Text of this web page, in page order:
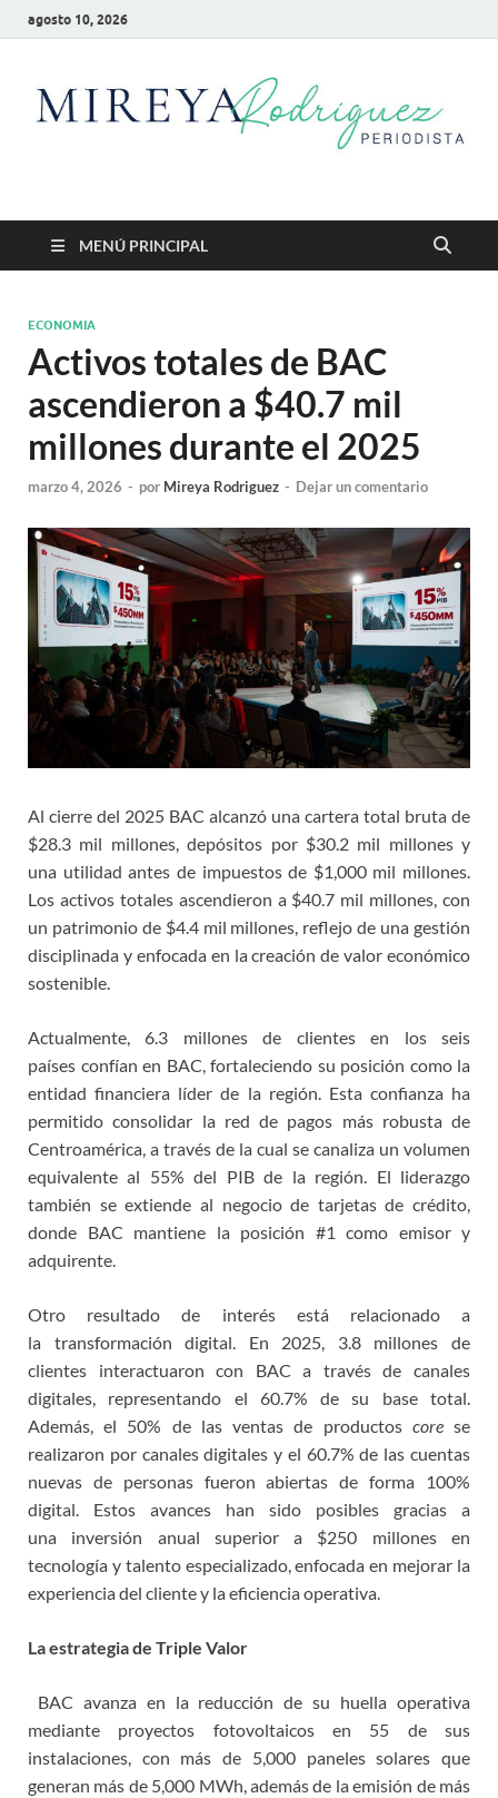
agosto 10, 2026
Mireya Rodriguez
MENÚ PRINCIPAL
ECONOMIA
Activos totales de BAC
ascendieron a $40.7 mil
millones durante el 2025
marzo 4, 2026 - por Mireya Rodriguez - Dejar un comentario
Al cierre del 2025 BAC alcanzó una cartera total bruta de
$28.3 mil millones, depósitos por $30.2 mil millones y
una utilidad antes de impuestos de $1,000 mil millones.
Los activos totales ascendieron a $40.7 mil millones, con
un patrimonio de $4.4 mil millones, reflejo de una gestión
disciplinada y enfocada en la creación de valor económico
sostenible.
Actualmente, 6.3 millones de clientes en los seis
países confían en BAC, fortaleciendo su posición como la
entidad financiera líder de la región. Esta confianza ha
permitido consolidar la red de pagos más robusta de
Centroamérica, a través de la cual se canaliza un volumen
equivalente al 55% del PIB de la región. El liderazgo
también se extiende al negocio de tarjetas de crédito,
donde BAC mantiene la posición #1 como emisor y
adquirente.
Otro resultado de interés está relacionado a
la transformación digital. En 2025, 3.8 millones de
clientes interactuaron con BAC a través de canales
digitales, representando el 60.7% de su base total.
Además, el 50% de las ventas de productos corese
realizaron por canales digitales y el 60.7% de las cuentas
nuevas de personas fueron abiertas de forma 100%
digital. Estos avances han sido posibles gracias a
una inversión anual superior a $250 millones en
tecnología y talento especializado, enfocada en mejorar la
experiencia del cliente y la eficiencia operativa.
La estrategia de Triple Valor
BAC avanza en la reducción de su huella operativa
mediante proyectos fotovoltaicos en 55 de sus
instalaciones, con más de 5,000 paneles solares que
generan más de 5,000 MWh, además de la emisión de más